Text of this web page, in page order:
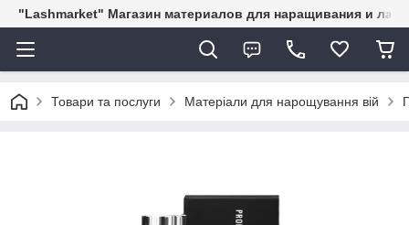
"Lashmarket" Магазин материалов для наращивания и
Товари та послуги Матеріали для нарощування вій